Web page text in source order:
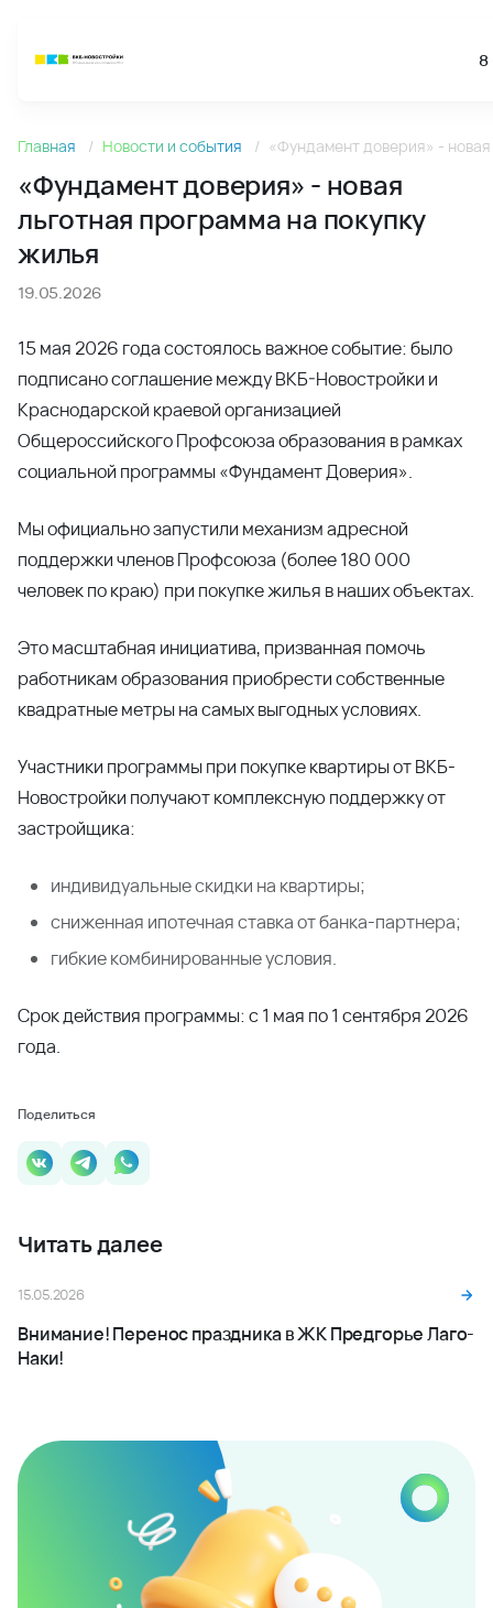
8
Новости
Главная Новости и события «Фундамент доверия» -
«Фундамент доверия» - новая
льготная программа на покупку
жилья
19.05.2026
15 мая 2026 года состоялось важное событие: было
подписано соглашение между ВКБ-Новостройки и
Краснодарской краевой организацией
Общероссийского Профсоюза образования в рамках
социальной программы «Фундамент Доверия».
Мы официально запустили механизм адресной
поддержки членов Профсоюза (более 180 000
человек по краю) при покупке жилья в наших объектах.
Это масштабная инициатива, призванная помочь
работникам образования приобрести собственные
квадратные метры на самых выгодных условиях.
Участники программы при покупке квартиры от ВКБ-
Новостройки получают комплексную поддержку от
застройщика:
индивидуальные скидки на квартиры;
сниженная ипотечная ставка от банка-партнера;
гибкие комбинированные условия.
Срок действия программы: с 1 мая по 1 сентября 2026
года.
Поделиться
Читать далее
15.05.2026
Внимание! Перенос праздника в ЖК Предгорье Лаго-
Наки!